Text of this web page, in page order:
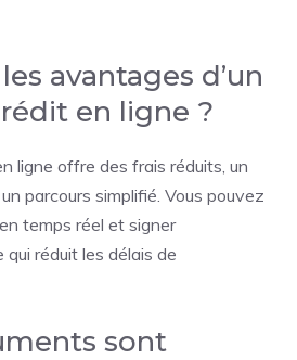
avantages d’un
en ligne ?
ligne offre des frais réduits, un
parcours simplifié. Vous pouvez
temps réel et signer
réduit les délais de
sont